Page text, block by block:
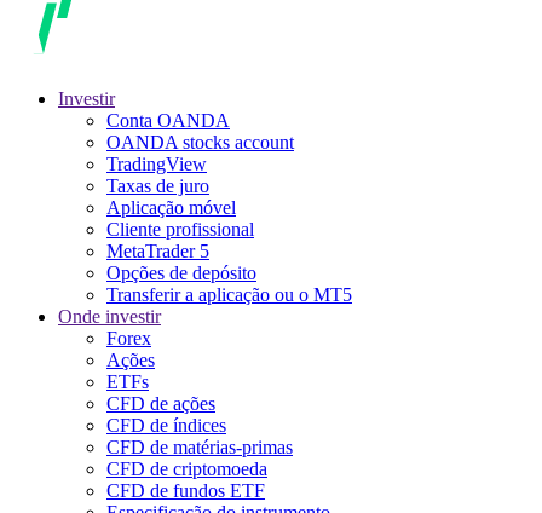
Investir
Conta OANDA
OANDA stocks account
TradingView
Taxas de juro
Aplicação móvel
Cliente profissional
MetaTrader 5
Opções de depósito
Transferir a aplicação ou o MT5
Onde investir
Forex
Ações
ETFs
CFD de ações
CFD de índices
CFD de matérias-primas
CFD de criptomoeda
CFD de fundos ETF